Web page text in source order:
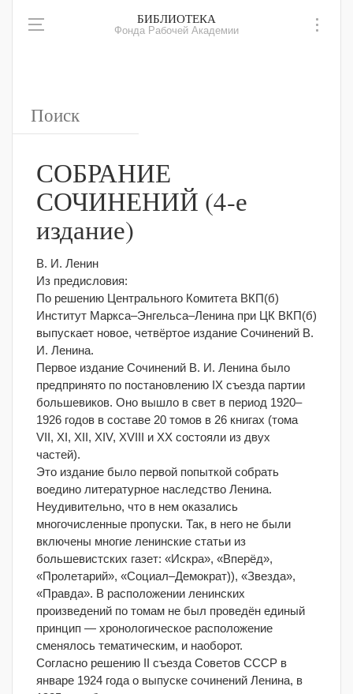
БИБЛИОТЕКА
Фонда Рабочей Академии
СОБРАНИЕ
СОЧИНЕНИЙ (4-е
издание)
В. И. Ленин
Из предисловия:
По решению Центрального Комитета ВКП(б)
Институт Маркса–Энгельса–Ленина при ЦК ВКП(б)
выпускает новое, четвёртое издание Сочинений В.
И. Ленина.
Первое издание Сочинений В. И. Ленина было
предпринято по постановлению IX съезда партии
большевиков. Оно вышло в свет в период 1920–
1926 годов в составе 20 томов в 26 книгах (тома
VII, XI, XII, XIV, XVIII и XX состояли из двух
частей).
Это издание было первой попыткой собрать
воедино литературное наследство Ленина.
Неудивительно, что в нем оказались
многочисленные пропуски. Так, в него не были
включены многие ленинские статьи из
большевистских газет: «Искра», «Вперёд»,
«Пролетарий», «Социал–Демократ)), «Звезда»,
«Правда». В расположении ленинских
произведений по томам не был проведён единый
принцип — хронологическое расположение
сменялось тематическим, и наоборот.
Согласно решению II съезда Советов СССР в
январе 1924 года о выпуске сочинений Ленина, в